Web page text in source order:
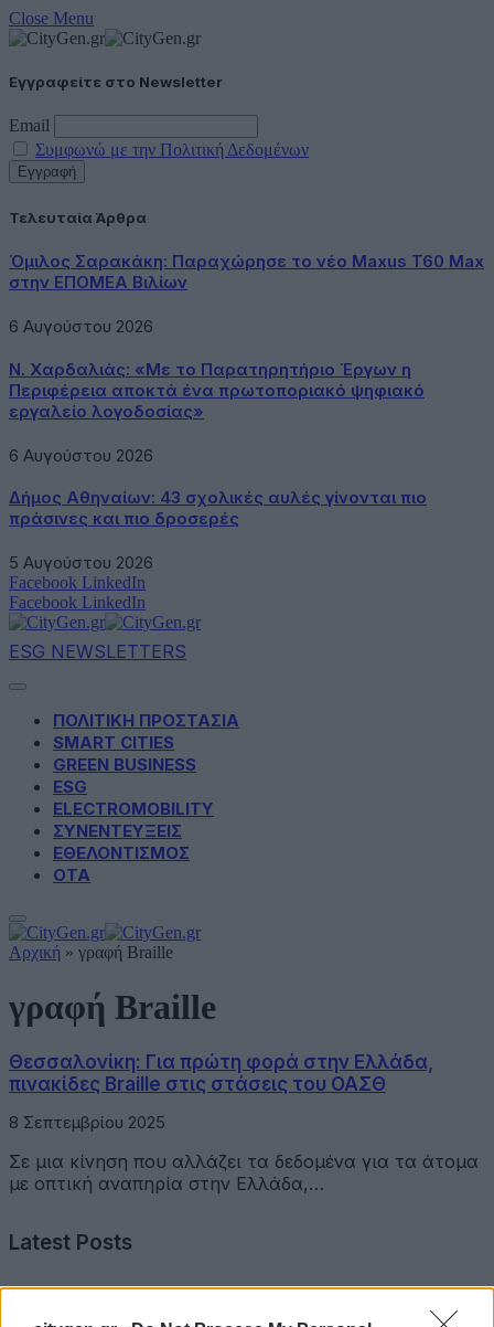
Close Menu
Εγγραφείτε στο Newsletter
Email
Συμφωνώ με την Πολιτική Δεδομένων
Τελευταία Άρθρα
Όμιλος Σαρακάκη: Παραχώρησε το νέο Maxus T60 Max
στην ΕΠΟΜΕΑ Βιλίων
6 Αυγούστου 2026
Ν. Χαρδαλιάς: «Με το Παρατηρητήριο Έργων η
Περιφέρεια αποκτά ένα πρωτοποριακό ψηφιακό
εργαλείο λογοδοσίας»
6 Αυγούστου 2026
Δήμος Αθηναίων: 43 σχολικές αυλές γίνονται πιο
πράσινες και πιο δροσερές
5 Αυγούστου 2026
Facebook LinkedIn
Facebook LinkedIn
ESG NEWSLETTERS
ΠΟΛΙΤΙΚΗ ΠΡΟΣΤΑΣΙΑ
SMART CITIES
GREEN BUSINESS
ESG
ELECTROMOBILITY
ΣΥΝΕΝΤΕΥΞΕΙΣ
ΕΘΕΛΟΝΤΙΣΜΟΣ
ΟΤΑ
Αρχική » γραφή Braille
γραφή Braille
Θεσσαλονίκη: Για πρώτη φορά στην Ελλάδα,
πινακίδες Braille στις στάσεις του ΟΑΣΘ
8 Σεπτεμβρίου 2025
Σε μια κίνηση που αλλάζει τα δεδομένα για τα άτομα
με οπτική αναπηρία στην Ελλάδα,…
Latest Posts
στην ΕΠΟΜΕΑ Βιλίων